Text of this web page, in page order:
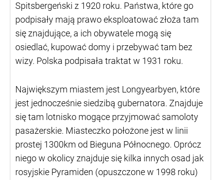
Spitsbergeński z 1920 roku. Państwa, które go
podpisały mają prawo eksploatować złoża tam
się znajdujące, a ich obywatele mogą się
osiedlać, kupować domy i przebywać tam bez
wizy. Polska podpisała traktat w 1931 roku.
Największym miastem jest Longyearbyen, które
jest jednocześnie siedzibą gubernatora. Znajduje
się tam lotnisko mogące przyjmować samoloty
pasażerskie. Miasteczko położone jest w linii
prostej 1300km od Bieguna Północnego. Oprócz
niego w okolicy znajduje się kilka innych osad jak
rosyjskie Pyramiden (opuszczone w 1998 roku)